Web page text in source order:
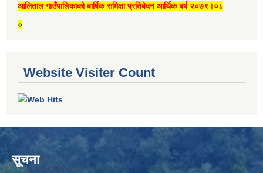
आलिताल गाउँपालिकाको बार्षिक समिक्षा प्रतिबेदन आर्थिक बर्ष २०७९।०८
०
Website Visiter Count
सूचना